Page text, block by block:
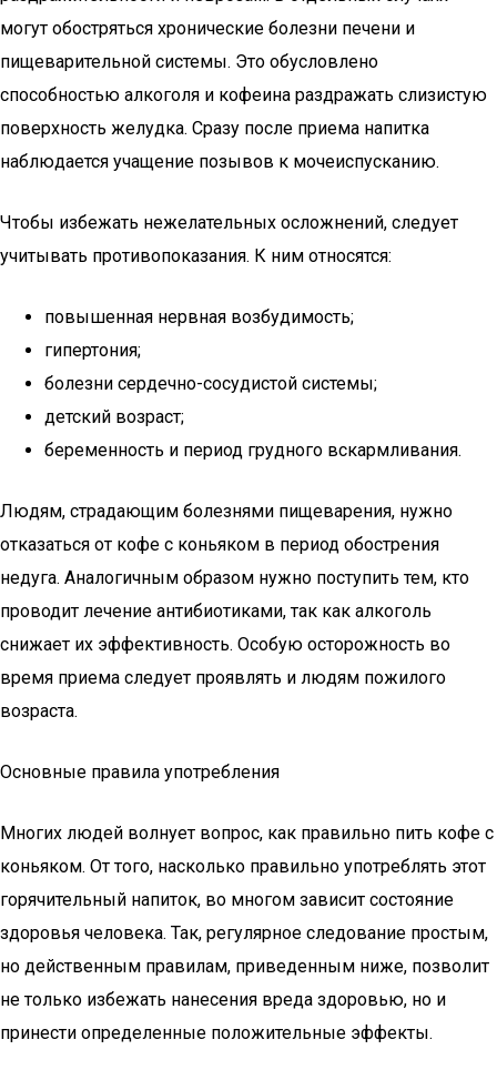
могут обостряться хронические болезни печени и
пищеварительной системы. Это обусловлено
способностью алкоголя и кофеина раздражать слизистую
поверхность желудка. Сразу после приема напитка
наблюдается учащение позывов к мочеиспусканию.
Чтобы избежать нежелательных осложнений, следует
учитывать противопоказания. К ним относятся:
повышенная нервная возбудимость;
гипертония;
болезни сердечно-сосудистой системы;
детский возраст;
беременность и период грудного вскармливания.
Людям, страдающим болезнями пищеварения, нужно
отказаться от кофе с коньяком в период обострения
недуга. Аналогичным образом нужно поступить тем, кто
проводит лечение антибиотиками, так как алкоголь
снижает их эффективность. Особую осторожность во
время приема следует проявлять и людям пожилого
возраста.
Основные правила употребления
Многих людей волнует вопрос, как правильно пить кофе с
коньяком. От того, насколько правильно употреблять этот
горячительный напиток, во многом зависит состояние
здоровья человека. Так, регулярное следование простым,
но действенным правилам, приведенным ниже, позволит
не только избежать нанесения вреда здоровью, но и
принести определенные положительные эффекты.